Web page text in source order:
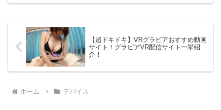
【超ドキドキ】VRグラビアおすすめ動画
サイト！グラビアVR配信サイト一挙紹
介！
ホーム デバイス